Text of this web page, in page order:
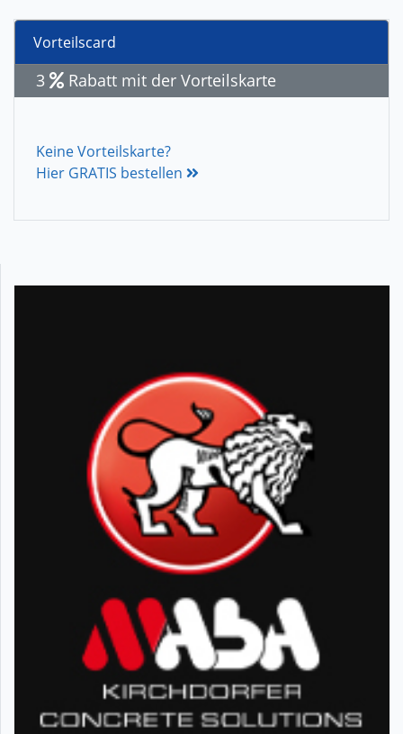
Vorteilscard
3 Rabatt mit der Vorteilskarte
Keine Vorteilskarte?
Hier GRATIS bestellen